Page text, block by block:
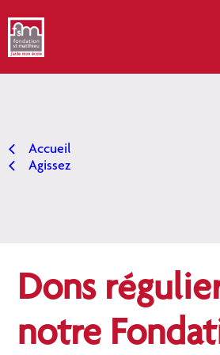
au
contenu
Accueil
Agissez
Dons
notre